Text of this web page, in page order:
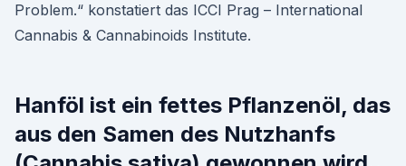
Problem.“ konstatiert das ICCI Prag – International
Cannabis & Cannabinoids Institute.
Hanföl ist ein fettes Pflanzenöl, das
aus den Samen des Nutzhanfs